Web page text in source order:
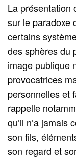
La présentation
sur le paradoxe
certains
des sphères du
image publique
provocatrices
personnelles et
rappelle
qu’il n’a jamais
son fils,
son regard et